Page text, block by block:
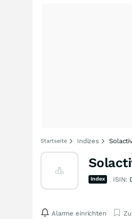
Startseite Indizes
Index ISIN:
Alarme einrichten